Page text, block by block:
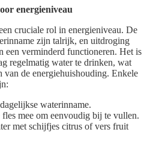
energieniveau
cruciale rol in energieniveau. De
zijn talrijk, en uitdroging
een verminderd functioneren. Het is
regelmatig water te drinken, wat
van de energiehuishouding. Enkele
waterinname.
mee om eenvoudig bij te vullen.
met schijfjes citrus of vers fruit